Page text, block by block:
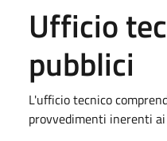
Ufficio
pubblici
L'ufficio tecnico
provvedimenti inerenti